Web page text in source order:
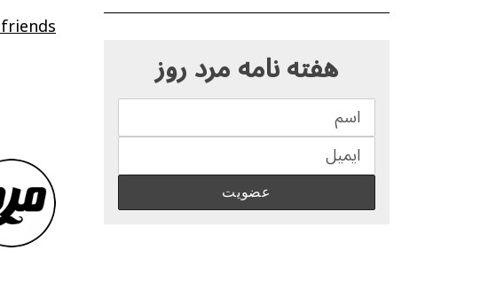
هفته نامه مرد روز
S
r
c
f
r